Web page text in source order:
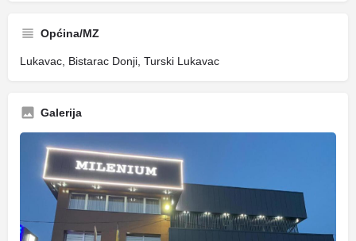
Općina/MZ
Lukavac, Bistarac Donji, Turski Lukavac
Galerija